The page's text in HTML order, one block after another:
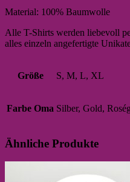
Material: 100% Baumwolle
Alle T-Shirts werden liebevoll
alles einzeln angefertigte
Größe S, M, L, XL
Farbe Oma Silber, Gold,
Ähnliche Produkte